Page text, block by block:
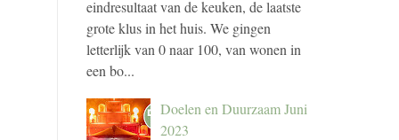
eindresultaat van de keuken, de laatste
grote klus in het huis. We gingen
letterlijk van 0 naar 100, van wonen in
een bo...
Doelen en Duurzaam Juni
2023